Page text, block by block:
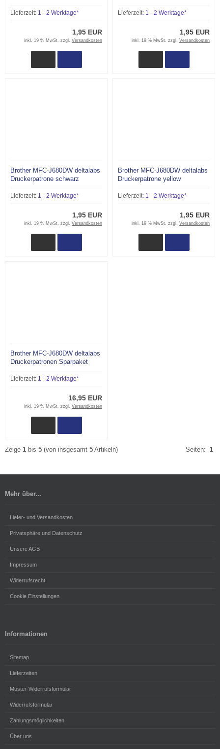
Lieferzeit: 1 - 2 Werktage*
1,95 EUR
inkl. 19 % MwSt. zzgl. Versandkosten
Lieferzeit: 1 - 2 Werktage*
1,95 EUR
inkl. 19 % MwSt. zzgl. Versandkosten
Brother MFC-J680DW deltalabs
Druckerpatrone schwarz
Lieferzeit: 1 - 2 Werktage*
1,95 EUR
inkl. 19 % MwSt. zzgl. Versandkosten
Brother MFC-J680DW deltalabs
Druckerpatrone yellow
Lieferzeit: 1 - 2 Werktage*
1,95 EUR
inkl. 19 % MwSt. zzgl. Versandkosten
Brother MFC-J680DW deltalabs
Druckerpatronen Sparpaket
Lieferzeit: 1 - 2 Werktage*
16,95 EUR
inkl. 19 % MwSt. zzgl. Versandkosten
Zeige 1 bis 5 (von insgesamt 5 Artikeln) Seiten: 1
Mehr über...
Liefer- und Versandkosten
Privatsphäre und Datenschutz
Unsere AGB
Impressum
Widerrufsrecht
Cookie Einstellungen
Informationen
Sitemap
Lieferzeiten
Muster-Widerrufsformular
Widerrufsformular
Zahlungsmöglichkeiten
Über uns